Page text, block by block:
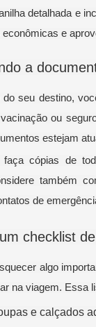
detalhada e
e
a
do seu destino,
ou
estejam
cópias de
também
de
checklist
algo
na viagem. Essa
e calçados